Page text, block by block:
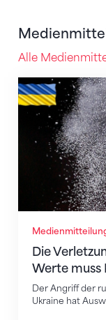
Alle
Die
Werte muss
Der Angriff der
Ukraine hat
Die Verletzung